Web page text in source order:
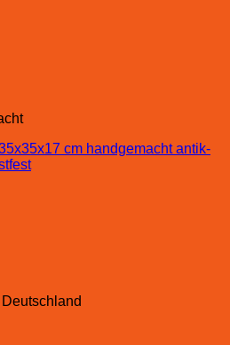
cm handgemacht antik-